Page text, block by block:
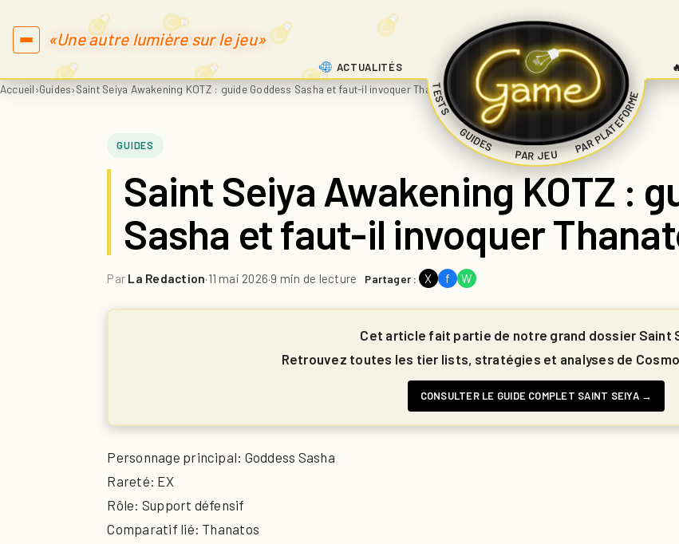
«Une autre lumière sur le jeu»
ACTUALITÉS
TESTS
GUIDES
PAR JEU PAR PLATEFORME
|
| |
Accueil›Guides›Saint Seiya Awakening KOTZ : guide Goddess Sasha et faut-il invoquer Thanatos ?
GUIDES
Saint Seiya Awakening KOTZ :
Sasha et faut-il invoquer
Par La Redaction·11 mai 2026·9 min de lecture Partager : X f W
Cet article fait partie de notre grand dossier Saint
Retrouvez toutes les tier lists, stratégies et analyses de
CONSULTER LE GUIDE COMPLET SAINT SEIYA →
Personnage principal: Goddess Sasha
Rareté: EX
Rôle: Support défensif
Comparatif lié: Thanatos